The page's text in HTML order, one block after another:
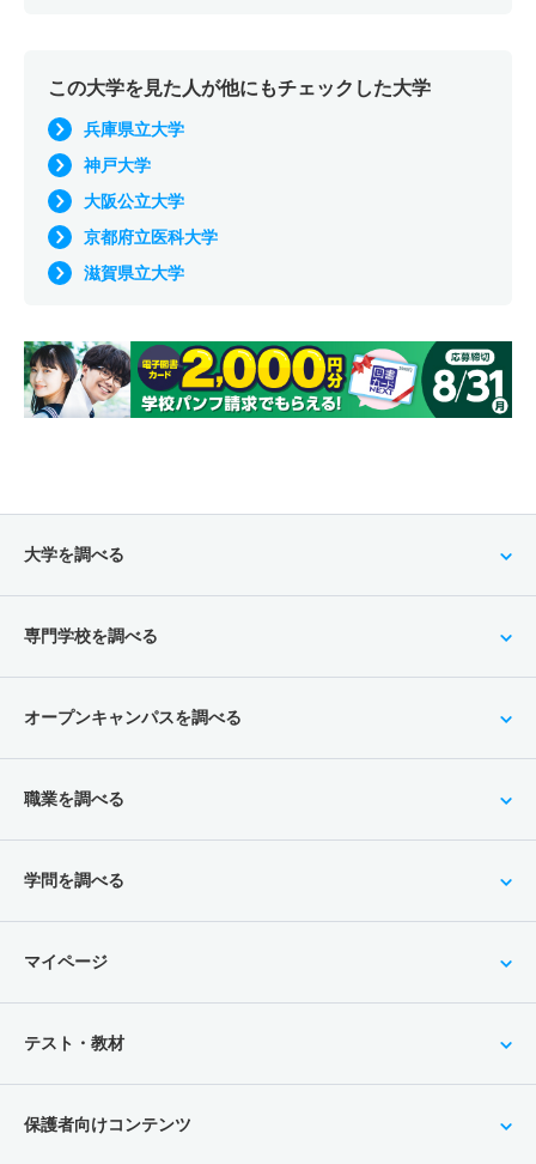
この大学を見た人が他にもチェックした大学
兵庫県立大学
神戸大学
大阪公立大学
京都府立医科大学
滋賀県立大学
大学を調べる
専門学校を調べる
オープンキャンパスを調べる
職業を調べる
学問を調べる
マイページ
テスト・教材
保護者向けコンテンツ